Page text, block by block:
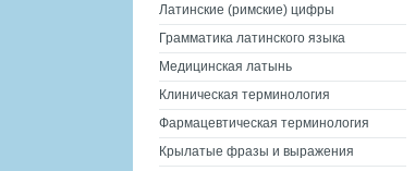
Латинские (римские) цифры
Грамматика латинского языка
Медицинская латынь
Клиническая терминология
Фармацевтическая терминология
Крылатые фразы и выражения